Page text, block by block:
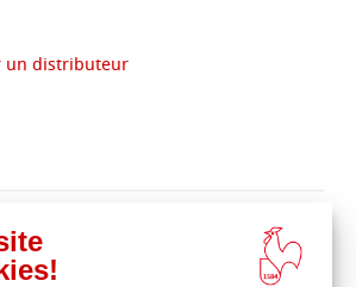
un distributeur